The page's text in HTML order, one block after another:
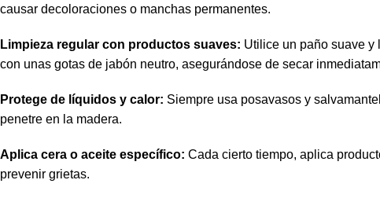
causar decoloraciones o manchas permanentes.
Limpieza regular con productos suaves: Utilice un paño suave y
con unas gotas de jabón neutro, asegurándose de secar
Protege de líquidos y calor: Siempre usa posavasos y
penetre en la madera.
Aplica cera o aceite específico: Cada cierto tiempo, aplica
prevenir grietas.